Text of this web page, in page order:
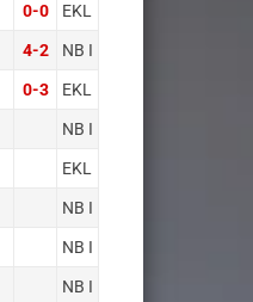
0-0 EKL
4-2 NB I
0-3 EKL
NB I
EKL
NB I
NB I
NB I